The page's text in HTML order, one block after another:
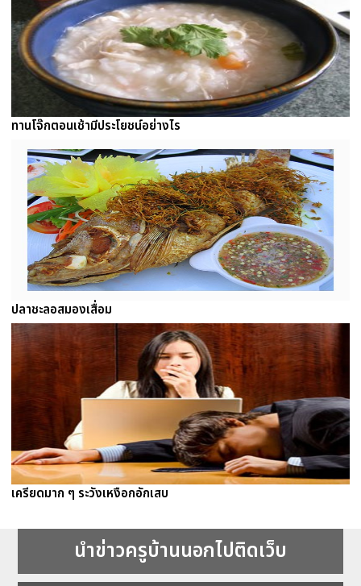
ทานโจ๊กตอนเช้ามีประโยชน์อย่างไร
ปลาชะลอสมองเสื่อม
เครียดมาก ๆ ระวังเหงือกอักเสบ
นำข่าวครูบ้านนอกไปติดเว็บ